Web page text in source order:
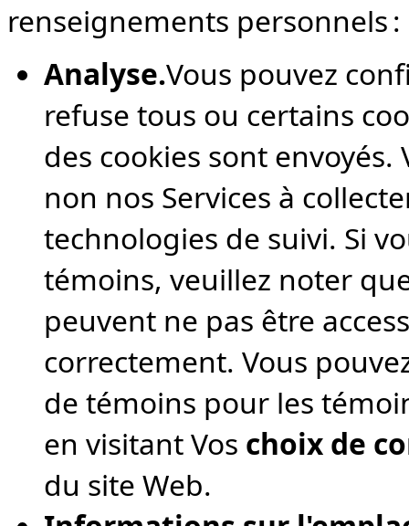
renseignements personnels :
Analyse.Vous pouvez
refuse tous ou certains
des cookies sont
non nos Services à
technologies de suivi. Si
témoins, veuillez noter
peuvent ne pas être
correctement. Vous
de témoins pour les
en visitant Vos choix de
du site Web.